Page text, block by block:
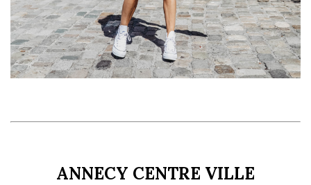
ANNECY CENTRE VILLE